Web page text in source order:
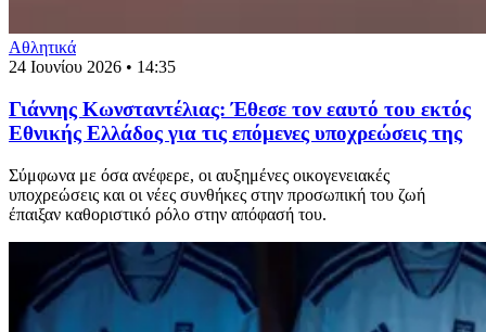
Αθλητικά
24 Ιουνίου 2026 • 14:35
Γιάννης Κωνσταντέλιας: Έθεσε τον εαυτό του εκτός
Εθνικής Ελλάδος για τις επόμενες υποχρεώσεις της
Σύμφωνα με όσα ανέφερε, οι αυξημένες οικογενειακές
υποχρεώσεις και οι νέες συνθήκες στην προσωπική του ζωή
έπαιξαν καθοριστικό ρόλο στην απόφασή του.